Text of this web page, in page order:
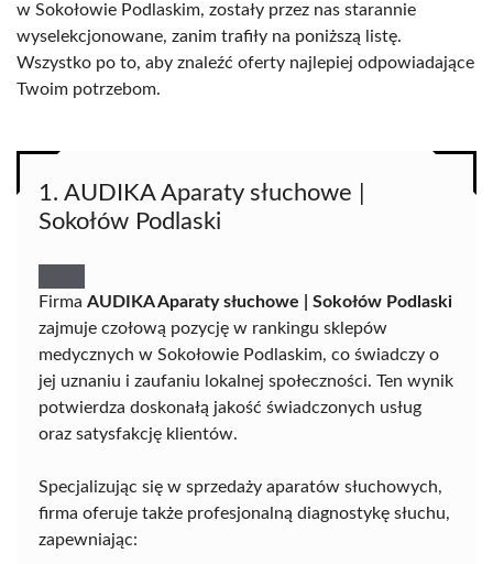
w Sokołowie Podlaskim, zostały przez nas starannie
wyselekcjonowane, zanim trafiły na poniższą listę.
Wszystko po to, aby znaleźć oferty najlepiej odpowiadające
Twoim potrzebom.
1. AUDIKA Aparaty słuchowe |
Sokołów Podlaski
Firma AUDIKA Aparaty słuchowe | Sokołów Podlaski
zajmuje czołową pozycję w rankingu sklepów
medycznych w Sokołowie Podlaskim, co świadczy o
jej uznaniu i zaufaniu lokalnej społeczności. Ten wynik
potwierdza doskonałą jakość świadczonych usług
oraz satysfakcję klientów.
Specjalizując się w sprzedaży aparatów słuchowych,
firma oferuje także profesjonalną diagnostykę słuchu,
zapewniając: